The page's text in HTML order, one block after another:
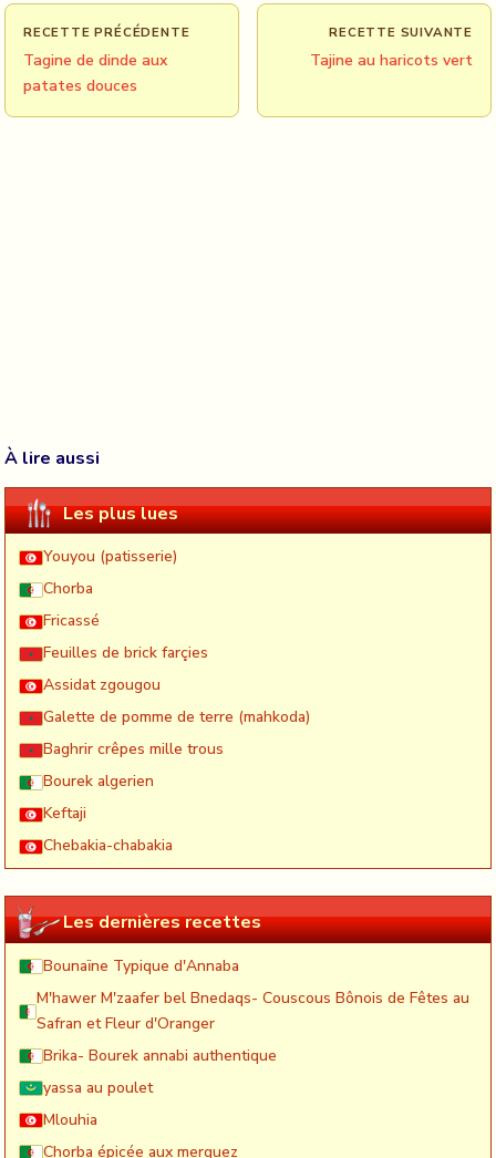
RECETTE PRÉCÉDENTE
Tagine de dinde aux
patates douces
RECETTE SUIVANTE
Tajine au haricots vert
À lire aussi
Les plus lues
Youyou (patisserie)
Chorba
Fricassé
Feuilles de brick farçies
Assidat zgougou
Galette de pomme de terre (mahkoda)
Baghrir crêpes mille trous
Bourek algerien
Keftaji
Chebakia-chabakia
Les dernières recettes
Bounaïne Typique d'Annaba
M'hawer M'zaafer bel Bnedaqs- Couscous Bônois de Fêtes au
Safran et Fleur d'Oranger
Brika- Bourek annabi authentique
yassa au poulet
Mlouhia
Chorba épicée aux merguez